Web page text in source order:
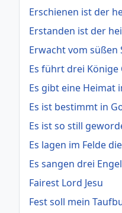
Erschienen ist der
Erstanden ist der
Erwacht vom süßen
Es führt drei Könige
Es gibt eine Heimat
Es ist bestimmt in
Es ist so still
Es lagen im Felde
Es sangen drei Engel
Fairest Lord Jesu
Fest soll mein